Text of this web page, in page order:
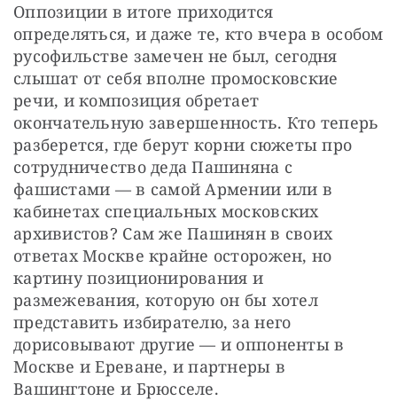
Оппозиции в итоге приходится
определяться, и даже те, кто вчера в особом
русофильстве замечен не был, сегодня
слышат от себя вполне промосковские
речи, и композиция обретает
окончательную завершенность. Кто теперь
разберется, где берут корни сюжеты про
сотрудничество деда Пашиняна с
фашистами — в самой Армении или в
кабинетах специальных московских
архивистов? Сам же Пашинян в своих
ответах Москве крайне осторожен, но
картину позиционирования и
размежевания, которую он бы хотел
представить избирателю, за него
дорисовывают другие — и оппоненты в
Москве и Ереване, и партнеры в
Вашингтоне и Брюсселе.